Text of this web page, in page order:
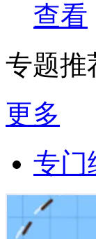
查看
专题推
更多
专门